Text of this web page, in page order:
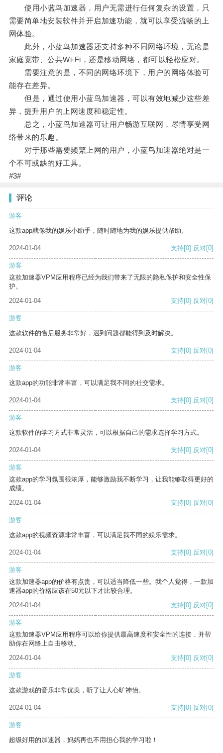
使用小蓝鸟加速器，用户无需进行任何复杂的设置，只
需要简单地安装软件并开启加速功能，就可以享受流畅的上
网体验。
此外，小蓝鸟加速器还支持多种不同网络环境，无论是
家庭宽带、公共Wi-Fi，还是移动网络，都可以轻松应对。
需要注意的是，不同的网络环境下，用户的网络体验可
能存在差异。
但是，通过使用小蓝鸟加速器，可以有效地减少这些差
异，提升用户的上网速度和稳定性。
总之，小蓝鸟加速器可让用户畅游互联网，尽情享受网
络带来的乐趣。
对于那些需要频繁上网的用户，小蓝鸟加速器绝对是一
个不可或缺的好工具。
#3#
评论
游客
这款app就像我的娱乐小助手，随时随地为我的娱乐提供帮助。
2024-01-04 支持[0] 反对[0]
游客
这款加速器VPM应用程序已经为我们带来了无限的隐私保护和安全性保
护。
2024-01-04
支持[0] 反对[0]
游客
这款软件的售后服务非常好，遇到问题都能得到及时解决。
2024-01-04 支持[0] 反对[0]
游客
这款app的功能非常丰富，可以满足我不同的社交需求。
2024-01-04 支持[0] 反对[0]
游客
这款软件的学习方式非常灵活，可以根据自己的需求选择学习方式。
2024-01-04 支持[0] 反对[0]
游客
这款app的学习氛围很浓厚，能够激励我不断学习，让我能够取得更好的
成绩。
2024-01-04
支持[0] 反对[0]
游客
这款app的视频资源非常丰富，可以满足我不同的娱乐需求。
2024-01-04 支持[0] 反对[0]
游客
这款加速器app的价格有点贵，可以适当降低一些。我个人觉得，一款加
速器app的价格应该在50元以下才比较合理。
2024-01-04
支持[0] 反对[0]
游客
这款加速器VPM应用程序可以给你提供最高速度和安全性的连接，并帮
助你在网络上自由移动。
2024-01-04
支持[0] 反对[0]
游客
这款游戏的音乐非常优美，听了让人心旷神怡。
2024-01-04 支持[0] 反对[0]
游客
超级好用的加速器，妈妈再也不用担心我的学习啦！